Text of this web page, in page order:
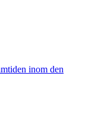
inom den